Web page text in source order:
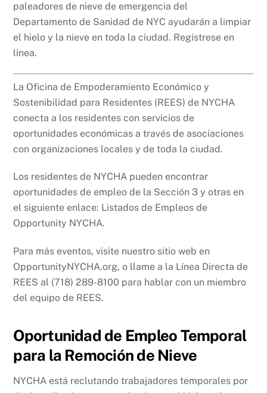
paleadores de nieve de emergencia del
Departamento de Sanidad de NYC ayudarán a limpiar
el hielo y la nieve en toda la ciudad. Regístrese en
línea.
La Oficina de Empoderamiento Económico y
Sostenibilidad para Residentes (REES) de NYCHA
conecta a los residentes con servicios de
oportunidades económicas a través de asociaciones
con organizaciones locales y de toda la ciudad.
Los residentes de NYCHA pueden encontrar
oportunidades de empleo de la Sección 3 y otras en
el siguiente enlace: Listados de Empleos de
Opportunity NYCHA.
Para más eventos, visite nuestro sitio web en
OpportunityNYCHA.org, o llame a la Línea Directa de
REES al (718) 289-8100 para hablar con un miembro
del equipo de REES.
Oportunidad de Empleo Temporal
para la Remoción de Nieve
NYCHA está reclutando trabajadores temporales por